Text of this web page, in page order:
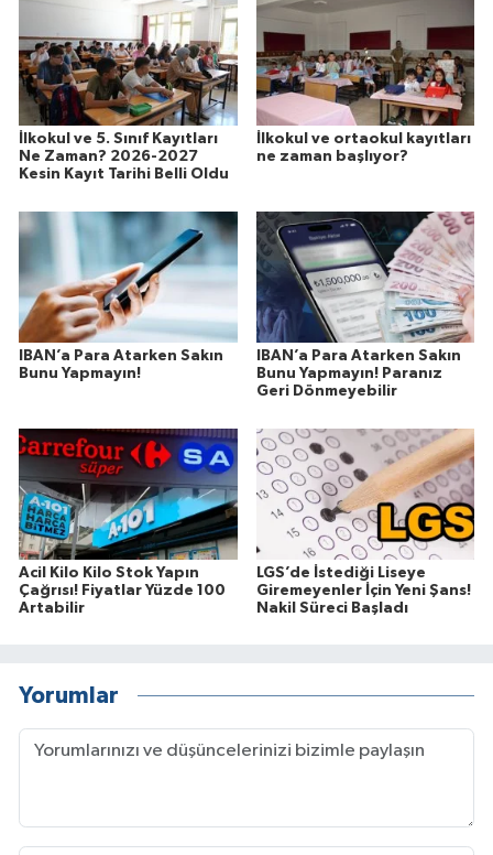
İlkokul ve 5. Sınıf Kayıtları
Ne Zaman? 2026-2027
Kesin Kayıt Tarihi Belli Oldu
İlkokul ve ortaokul kayıtları
ne zaman başlıyor?
IBAN’a Para Atarken Sakın
Bunu Yapmayın!
IBAN’a Para Atarken Sakın
Bunu Yapmayın! Paranız
Geri Dönmeyebilir
Acil Kilo Kilo Stok Yapın
Çağrısı! Fiyatlar Yüzde 100
Artabilir
LGS’de İstediği Liseye
Giremeyenler İçin Yeni Şans!
Nakil Süreci Başladı
Yorumlar